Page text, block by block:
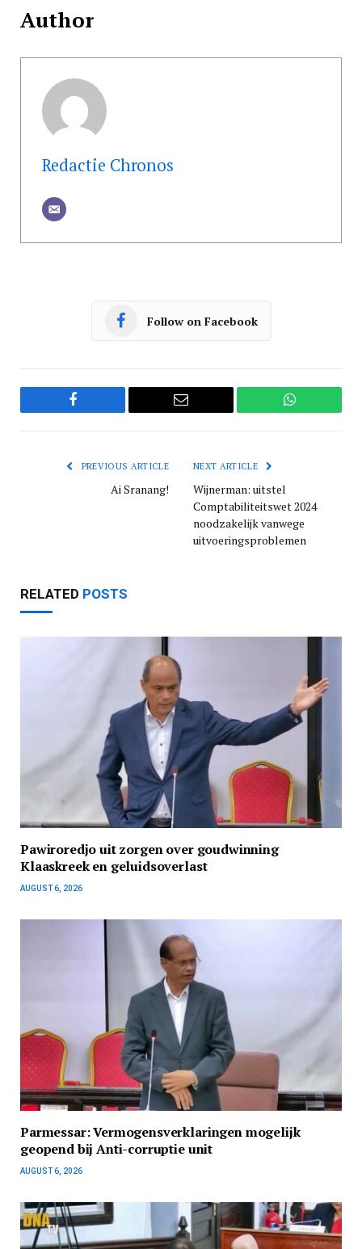
Author
Redactie Chronos
Follow on Facebook
Facebook Email WhatsApp
PREVIOUS ARTICLE
Ai Sranang!
NEXT ARTICLE
Wijnerman: uitstel
Comptabiliteitswet 2024
noodzakelijk vanwege
uitvoeringsproblemen
RELATED POSTS
Pawiroredjo uit zorgen over goudwinning
Klaaskreek en geluidsoverlast
AUGUST 6, 2026
Parmessar: Vermogensverklaringen mogelijk
geopend bij Anti-corruptie unit
AUGUST 6, 2026